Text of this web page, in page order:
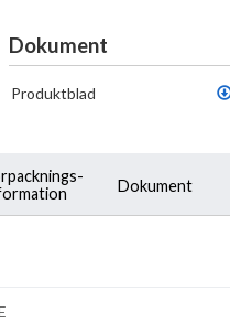
Dokument
Produktblad
Dokument